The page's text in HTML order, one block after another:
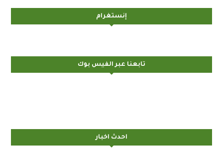
إنستغرام
تابعنا عبر الفيس بوك
احدث اخبار